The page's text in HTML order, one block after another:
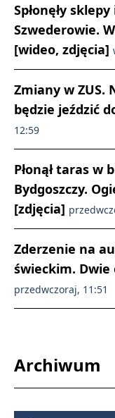
Spłonęły
Szwederowie.
[wideo, zdjęcia]
Zmiany w ZUS.
będzie jeździć
12:59
Płonął taras w
Bydgoszczy.
[zdjęcia]
Zderzenie na
świeckim.
przedwczoraj, 11:51
Archiwum